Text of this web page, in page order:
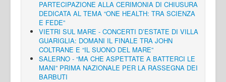
PARTECIPAZIONE ALLA CERIMONIA DI CHIUSURA
DEDICATA AL TEMA “ONE HEALTH: TRA SCIENZA
E FEDE”
VIETRI SUL MARE - CONCERTI D’ESTATE DI VILLA
GUARIGLIA: DOMANI IL FINALE TRA JOHN
COLTRANE E “IL SUONO DEL MARE”
SALERNO - “MA CHE ASPETTATE A BATTERCI LE
MANI” PRIMA NAZIONALE PER LA RASSEGNA DEI
BARBUTI